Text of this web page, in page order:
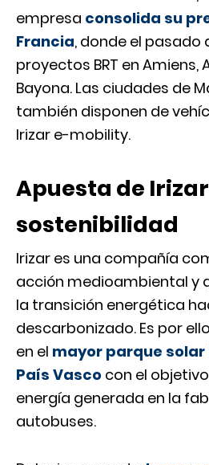
empresa consolida su
Francia, donde el
proyectos BRT en Amiens,
Bayona. Las ciudades de
también disponen de
Irizar e-mobility.
Apuesta de
sostenibilidad
Irizar es una compañía
acción medioambiental y
la transición energética
descarbonizado. Es por
en el mayor parque
País Vasco con el
energía generada en la
autobuses.